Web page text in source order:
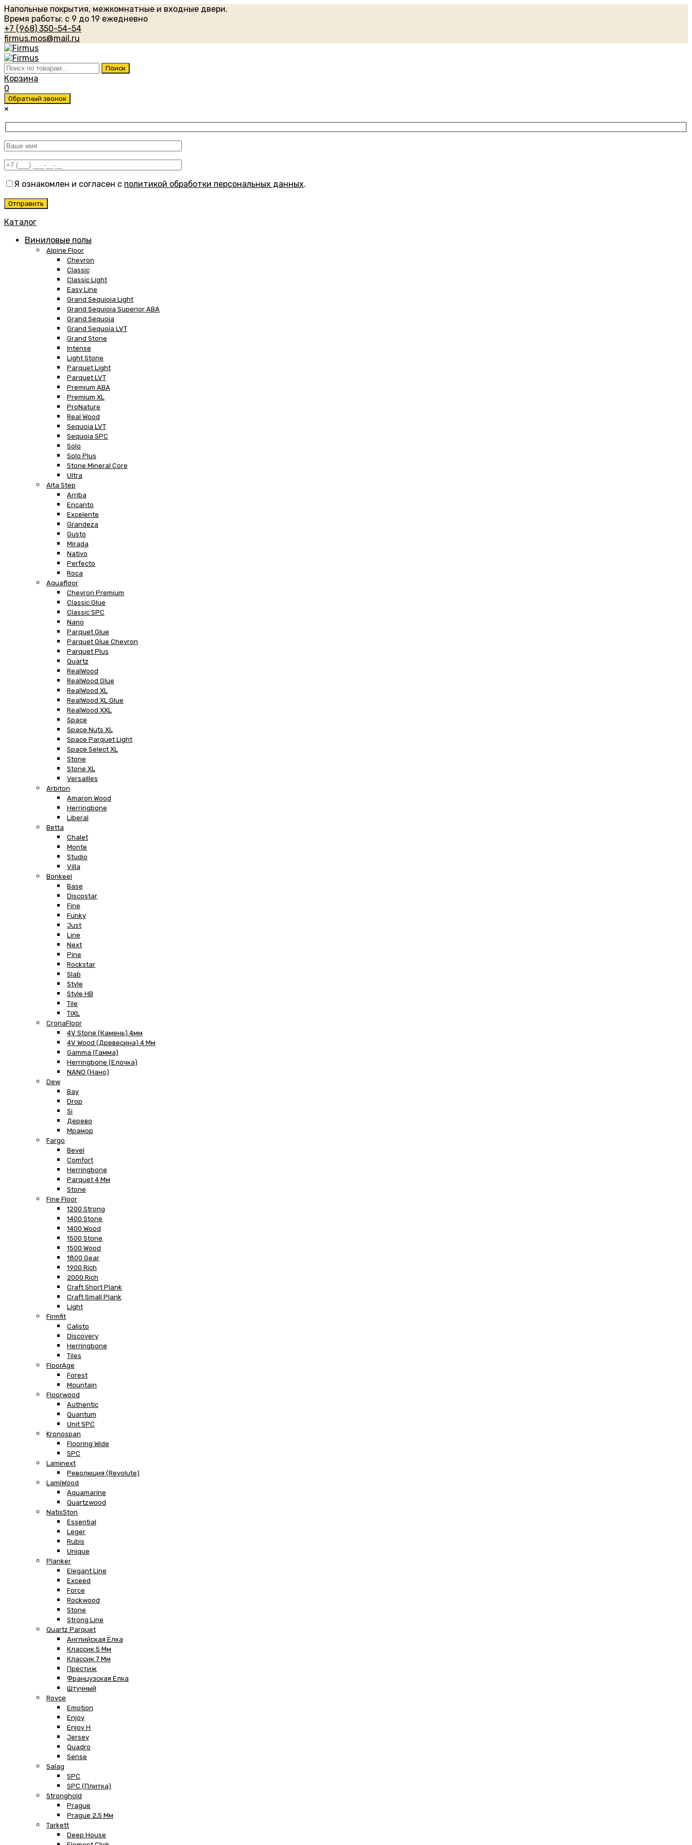
Напольные покрытия, межкомнатные и входные двери.
Время работы: с 9 до 19 ежедневно
+7 (968) 350-54-54
firmus.mos@mail.ru
Искать: Поиск
Корзина
0
Обратный звонок
×
Я ознакомлен и согласен с политикой обработки персональных данных.
Каталог
Виниловые полы
Alpine Floor
Chevron
Classic
Classic Light
Easy Line
Grand Sequioia Light
Grand Sequioia Superior ABA
Grand Sequoia
Grand Sequoia LVT
Grand Stone
Intense
Light Stone
Parquet Light
Parquet LVT
Premium ABA
Premium XL
ProNature
Real Wood
Sequoia LVT
Sequoia SPC
Solo
Solo Plus
Stone Mineral Core
Ultra
Alta Step
Arriba
Encanto
Excelente
Grandeza
Gusto
Mirada
Nativo
Perfecto
Roca
Aquafloor
Chevron Premium
Classic Glue
Classic SPC
Nano
Parquet Glue
Parquet Glue Chevron
Parquet Plus
Quartz
RealWood
RealWood Glue
RealWood XL
RealWood XL Glue
RealWood XXL
Space
Space Nuts XL
Space Parquet Light
Space Select XL
Stone
Stone XL
Versailles
Arbiton
Amaron Wood
Herringbone
Liberal
Betta
Chalet
Monte
Studio
Villa
Bonkeel
Base
Discostar
Fine
Funky
Just
Line
Next
Pine
Rockstar
Slab
Style
Style HB
Tile
TiXL
CronaFloor
4V Stone (Камень) 4мм
4V Wood (Древесина) 4 Мм
Gamma (Гамма)
Herringbone (Елочка)
NANO (Нано)
Dew
Bay
Drop
Si
Дерево
Мрамор
Fargo
Bevel
Comfort
Herringbone
Parquet 4 Мм
Stone
Fine Floor
1200 Strong
1400 Stone
1400 Wood
1500 Stone
1500 Wood
1800 Gear
1900 Rich
2000 Rich
Craft Short Plank
Craft Small Plank
Light
Firmfit
Calisto
Discovery
Herringbone
Tiles
FloorAge
Forest
Mountain
Floorwood
Authentic
Quantum
Unit SPC
Kronospan
Flooring Wide
SPC
Laminext
Революция (Revolute)
LamiWood
Aquamarine
Quartzwood
NatisSton
Essential
Leger
Rubis
Unique
Planker
Elegant Line
Exceed
Force
Rockwood
Stone
Strong Line
Quartz Parquet
Английская Ёлка
Классик 5 Мм
Классик 7 Мм
Престиж
Французская Елка
Штучный
Royce
Emotion
Enjoy
Enjoy H
Jersey
Quadro
Sense
Salag
SPC
SPC (плитка)
Stronghold
Prague
Prague 2,5 Мм
Tarkett
Deep House